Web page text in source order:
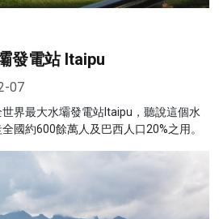
發電站 Itaipu
07
界最大水壩發電站Itaipu，聽說這個水
國約600餘萬人及巴西人口20%之用。